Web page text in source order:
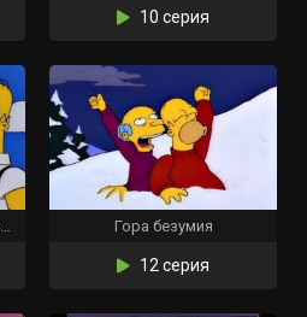
10 серия
Запутанный мир Мардж Симпсон Гора безумия
12 серия